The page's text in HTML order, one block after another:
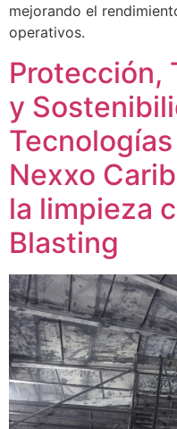
mejorando el
operativos.
Protección,
y
Nexxo
la limpieza
Blasting